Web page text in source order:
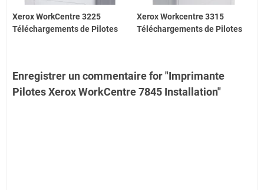
Xerox WorkCentre 3225
Téléchargements de Pilotes
Xerox Workcentre 3315
Téléchargements de Pilotes
Enregistrer un commentaire for "Imprimante
Pilotes Xerox WorkCentre 7845 Installation"